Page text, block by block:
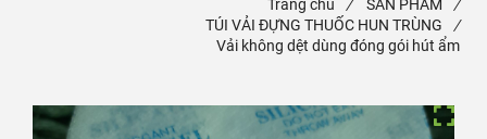
Trang chủ / SẢN PHẨM
/
TÚI VẢI ĐỰNG THUỐC HUN TRÙNG
/
Vải không dệt dùng đóng gói hút ẩm